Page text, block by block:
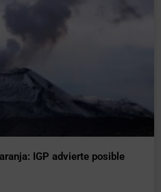
IGP advierte posible